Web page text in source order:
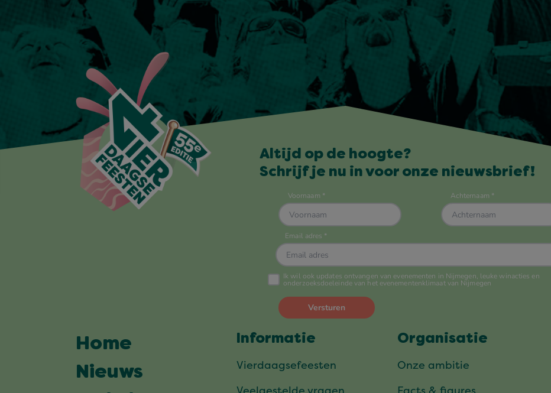
Altijd op de hoogte?
Schrijf je nu in voor onze nieuwsbrief!
Home
Nieuws
Informatie
Vierdaagsefeesten
Organisatie
Onze ambitie